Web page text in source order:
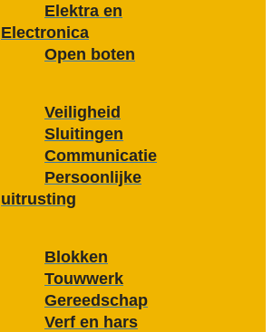
Elektra en
Electronica
Open boten
Veiligheid
Sluitingen
Communicatie
Persoonlijke
uitrusting
Blokken
Touwwerk
Gereedschap
Verf en hars